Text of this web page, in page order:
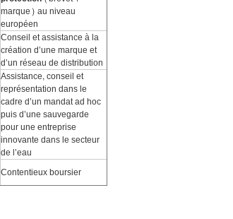
marque) au niveau
européen
Conseil et assistance à la
création d’une marque et
d’un réseau de distribution
Assistance, conseil et
représentation dans le
cadre d’un mandat ad hoc
puis d’une sauvegarde
pour une entreprise
innovante dans le secteur
de l’eau
Contentieux boursier